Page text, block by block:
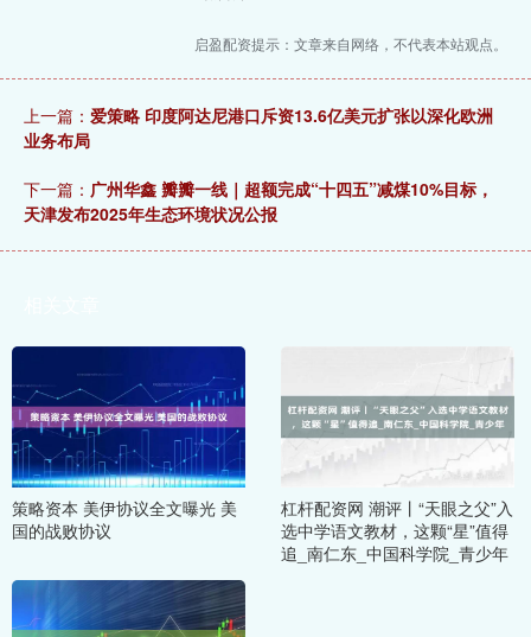
启盈配资提示：文章来自网络，不代表本站观点。
上一篇： 爱策略 印度阿达尼港口斥资13.6亿美元扩张以深化欧洲
业务布局
下一篇： 广州华鑫 瓣瓣一线｜超额完成“十四五”减煤10%目标，
天津发布2025年生态环境状况公报
策略资本 美伊协议全文曝光 美
国的战败协议
杠杆配资网 潮评丨“天眼之父”入
选中学语文教材，这颗“星”值得
追_南仁东_中国科学院_青少年